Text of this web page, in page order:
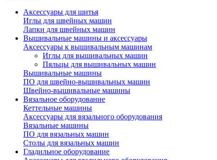
Аксессуары для шитья
Иглы для швейных машин
Лапки для швейных машин
Вышивальные машины и аксессуары
Аксессуары к вышивальным машинам
Иглы для вышивальных машин
Пяльцы для вышивальных машин
Вышивальные машины
ПО для швейно-вышивальных машин
Швейно-вышивальные машины
Вязальное оборудование
Кеттельные машины
Аксессуары для вязального оборудования
Вязальные машины
ПО для вязальных машин
Столы для вязальных машин
Гладильное оборудование